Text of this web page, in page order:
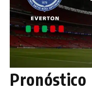
Pronóstico